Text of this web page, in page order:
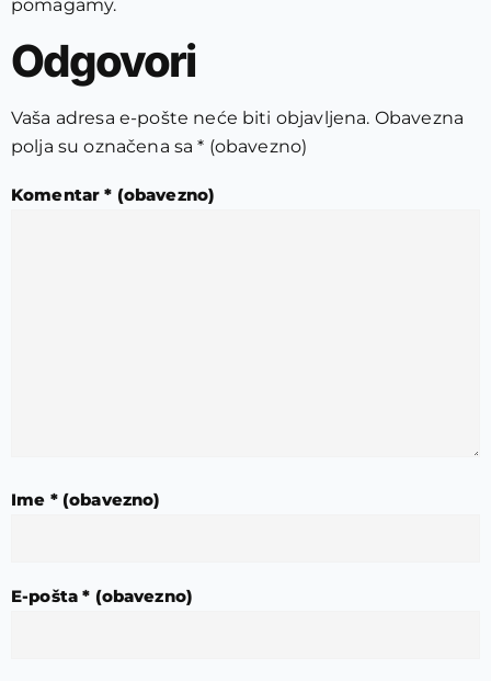
pomagamy.
Odgovori
Vaša adresa e-pošte neće biti objavljena. Obavezna
polja su označena sa* (obavezno)
Komentar* (obavezno)
Ime * (obavezno)
E-pošta* (obavezno)